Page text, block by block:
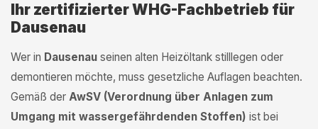
Ihr zertifizierter WHG-Fachbetrieb für
Dausenau
Wer in Dausenau seinen alten Heizöltank stilllegen oder
demontieren möchte, muss gesetzliche Auflagen beachten.
Gemäß der AwSV (Verordnung über Anlagen zum
Umgang mit wassergefährdenden Stoffen) ist bei